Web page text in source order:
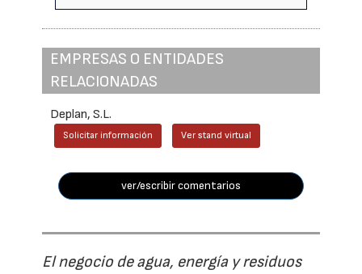
EMPRESAS O ENTIDADES
RELACIONADAS
Deplan, S.L.
Solicitar información Ver stand virtual
ver/escribir comentarios
El negocio de agua, energía y residuos